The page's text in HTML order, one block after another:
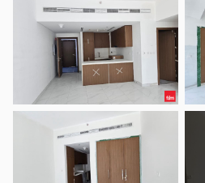
НА ПРОДАЖУ Off-plan